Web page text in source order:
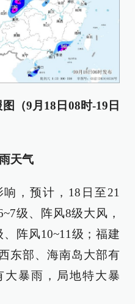
（9月18日08时-19日
天气
，预计，18日至21
级、阵风8级大风，
阵风10~11级；福建
东部、海南岛大部有
暴雨，局地特大暴